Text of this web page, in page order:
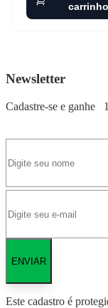
carrinho
Newsletter
Cadastre-se e ganhe
ENVIAR
Este cadastro é